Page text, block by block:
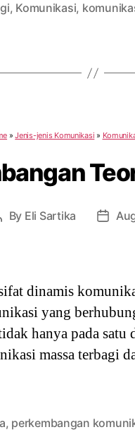
, Komunikasi,
»Jenis-jenis Komunikasi »
By Eli Sartika
Post
dinamis
yang
hanya pada
massa terbagi
, perkembangan